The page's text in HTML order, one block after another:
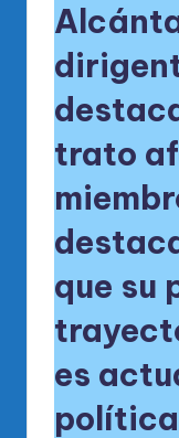
trato
que su
es
política